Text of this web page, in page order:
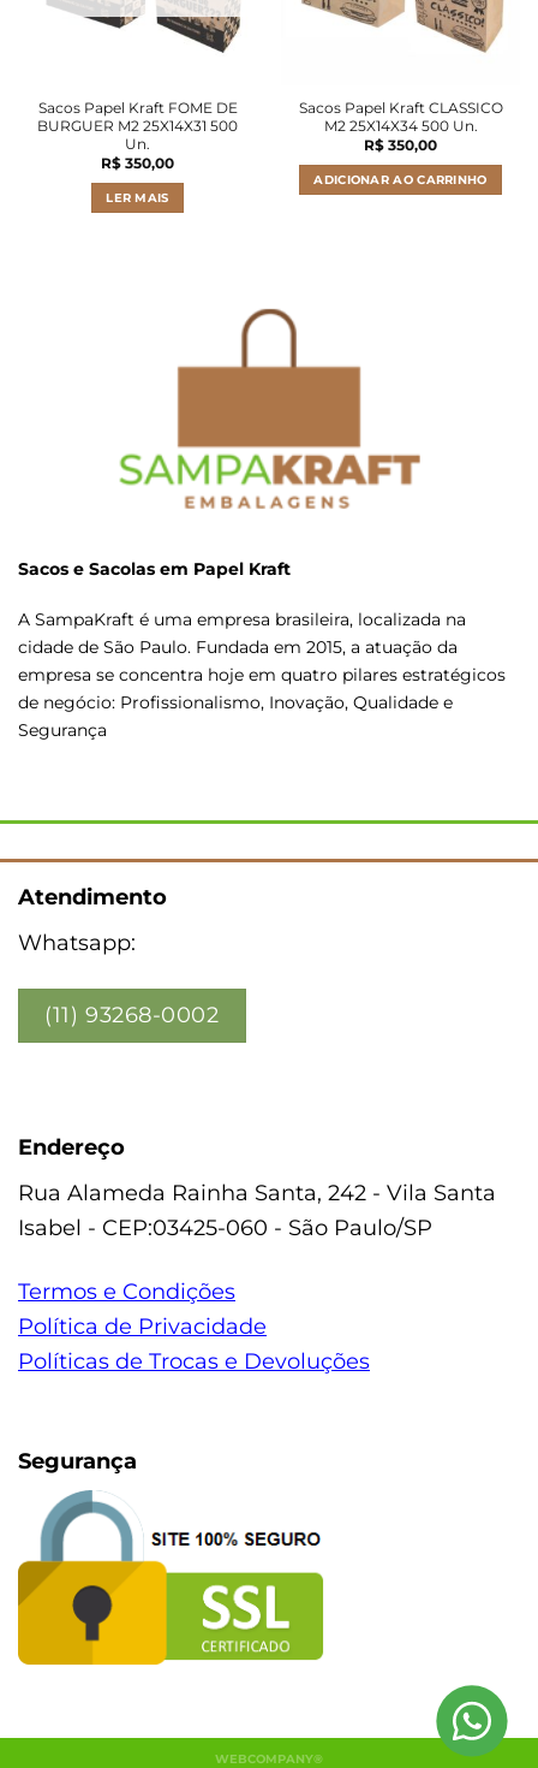
Sacos Papel Kraft FOME DE
BURGUER M2 25X14X31 500
Un.
R$ 350,00
LER MAIS
Sacos Papel Kraft CLASSICO
M2 25X14X34 500 Un.
R$ 350,00
ADICIONAR AO CARRINHO
Sacos e Sacolas em Papel Kraft
A SampaKraft é uma empresa brasileira, localizada na
cidade de São Paulo. Fundada em 2015, a atuação da
empresa se concentra hoje em quatro pilares estratégicos
de negócio: Profissionalismo, Inovação, Qualidade e
Segurança
Atendimento
Whatsapp:
(11) 93268-0002
Endereço
Rua Alameda Rainha Santa, 242 - Vila Santa
Isabel - CEP:03425-060 - São Paulo/SP
Termos e Condições
Política de Privacidade
Políticas de Trocas e Devoluções
Segurança
WEBCOMPANY®